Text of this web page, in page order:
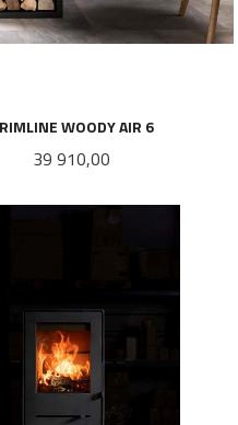
WOODY AIR 6
Pris
39 910,00